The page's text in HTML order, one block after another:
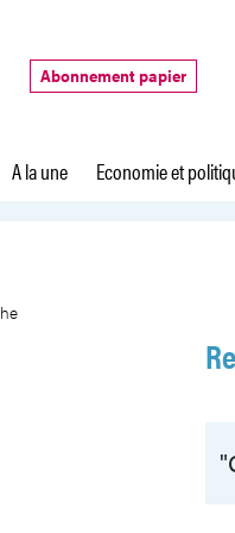
Abonnement papier
A la une Economie et